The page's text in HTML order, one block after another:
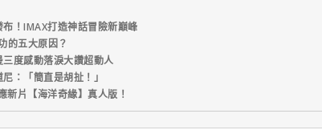
！IMAX打造神話冒險新巔峰
的五大原因？
三度感動落淚大讚超動人
：「簡直是胡扯！」
片【海洋奇緣】真人版！